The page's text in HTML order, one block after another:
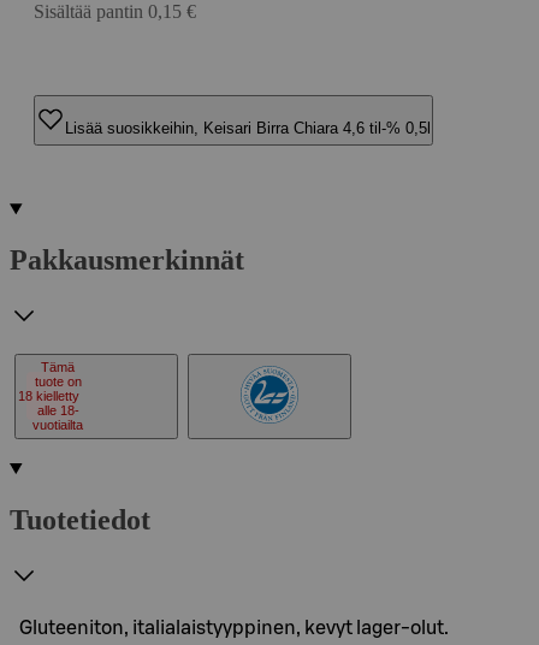
Sisältää pantin 0,15 €
Lisää suosikkeihin, Keisari Birra Chiara 4,6 til-% 0,5l
Pakkausmerkinnät
18
Tämä
tuote on
kielletty
alle 18-
vuotiailta
Tuotetiedot
Gluteeniton, italialaistyyppinen, kevyt lager-olut.